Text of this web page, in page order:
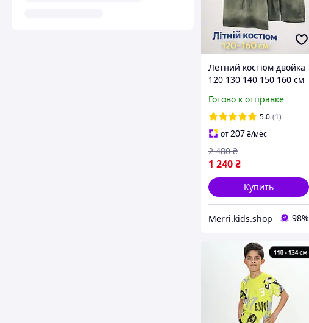
Летний костюм двойка
120 130 140 150 160 см
мальчику подростку,
легкие спортивные
комплекты с шортами
для детей
Готово к отправке
5.0 (1)
от 207₴/мес
1 240₴
2 480 ₴
Купить
Merri.kids.shop 98%